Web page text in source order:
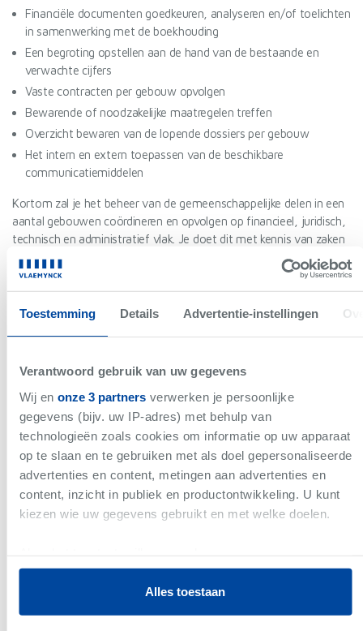
Toestemming Details Advertentie-instellingen
Verantwoord gebruik van uw gegevens
Wij en onze 3 partnersverwerken je persoonlijke
gegevens (bijv. uw IP-adres) met behulp van
technologieën zoals cookies om informatie op uw apparaat
op te slaan en te gebruiken met als doel gepersonaliseerde
advertenties en content, metingen aan advertenties en
content, inzicht in publiek en productontwikkeling. U kunt
kiezen wie uw gegevens gebruikt en met welke doelen.
locatie, die tot een paar meter nauwkeurig kan zijn
Uw apparaat identificeren door het actief te
Alles toestaan
Financiële documenten goedkeuren, analyseren en/of toelichten
in samenwerking met de boekhouding
Een begroting opstellen aan de hand van de bestaande en
verwachte cijfers
Vaste contracten per gebouw opvolgen
Bewarende of noodzakelijke maatregelen treffen
Overzicht bewaren van de lopende dossiers per gebouw
Het intern en extern toepassen van de beschikbare
communicatiemiddelen
Kortom zal je het beheer van de gemeenschappelijke delen in een
aantal gebouwen coördineren en opvolgen op financieel, juridisch,
technisch en administratief vlak. Je doet dit met kennis van zaken
of met het nodige inzicht en zorgt steeds voor de vlotte
communicatie met je klanten, leveranciers en collega’s.
Na een inwerkingsperiode word je een vast contract aangeboden.
een sterk samenhangend en sociaal team. Dit allemaal in een
modern uitgerust Business Center dat de interne synergie onder
de medewerkers en de verschillende bedrijven bevordert. Jouw
individuele inbreng wordt zeer gewaardeerd. Samen werken aan
een betere en efficiëntere dienstverlening staat dan ook centraal
bij ons.
WIE BEN JIJ?
Je heeft een bachelor niveau door opleiding of ervaring
Je bent stressbestendig en werkt gestructureerd
Je kan zelfstandig werken en inplannen